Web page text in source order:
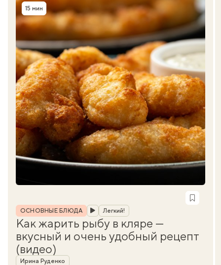
Время приготовления
15 мин
Рубрика
ОСНОВНЫЕ БЛЮДА Легкий!
Как жарить рыбу в кляре —
вкусный и очень удобный рецепт
(видео)
Автор
Ирина Руденко